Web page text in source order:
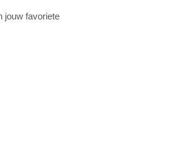
jouw favoriete